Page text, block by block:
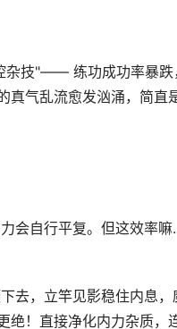
杂技"—— 练功成功率暴跌
气乱流愈发汹涌，简直
会自行平复。但这效率
去，立竿见影稳住内息
绝！直接净化内力杂质，